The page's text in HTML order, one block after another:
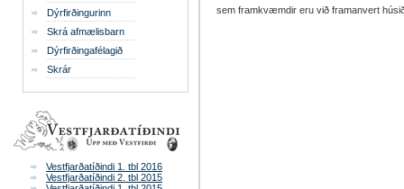
Dýrfirðingurinn
Skrá afmælisbarn
Dýrfirðingafélagið
Skrár
Vestfjarðatíðindi 1. tbl 2016
Vestfjarðatíðindi 2. tbl 2015
sem framkvæmdir eru við framanvert